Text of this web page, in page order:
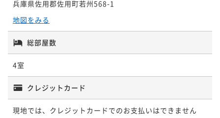
兵庫県佐用郡佐用町若州568-1
地図をみる
総部屋数
4室
クレジットカード
現地では、クレジットカードでのお支払いはできません